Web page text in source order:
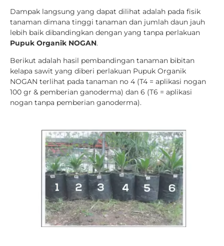
Dampak langsung yang dapat dilihat adalah pada fisik
tanaman dimana tinggi tanaman dan jumlah daun jauh
lebih baik dibandingkan dengan yang tanpa perlakuan
Pupuk Organik NOGAN.
Berikut adalah hasil pembandingan tanaman bibitan
kelapa sawit yang diberi perlakuan Pupuk Organik
NOGAN terlihat pada tanaman no 4 (T4 = aplikasi nogan
100 gr & pemberian ganoderma) dan 6 (T6 = aplikasi
nogan tanpa pemberian ganoderma).